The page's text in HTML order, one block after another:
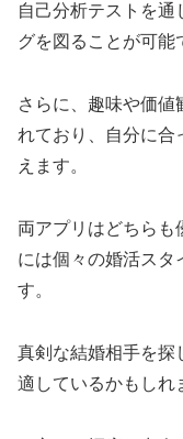
自己分析テストを通
グを図ることが可能
さらに、趣味や価値
れており、自分に合
えます。
両アプリはどちらも
には個々の婚活スタ
す。
真剣な結婚相手を探
適しているかもしれ